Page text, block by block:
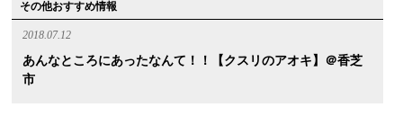
その他おすすめ情報
2018.07.12
あんなところにあったなんて！！【クスリのアオキ】＠香芝
市